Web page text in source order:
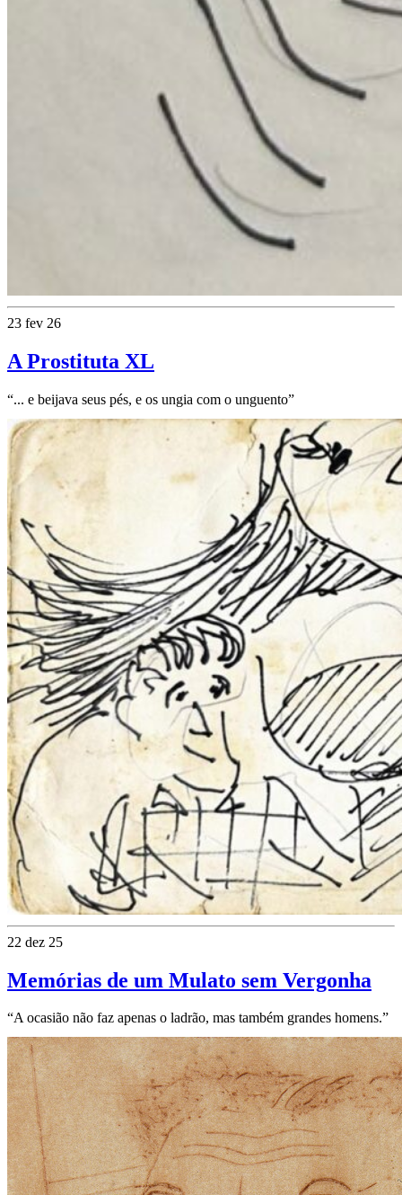
23 fev 26
A Prostituta XL
“... e beijava seus pés, e os ungia com o unguento”
22 dez 25
Memórias de um Mulato sem Vergonha
“A ocasião não faz apenas o ladrão, mas também grandes homens.”